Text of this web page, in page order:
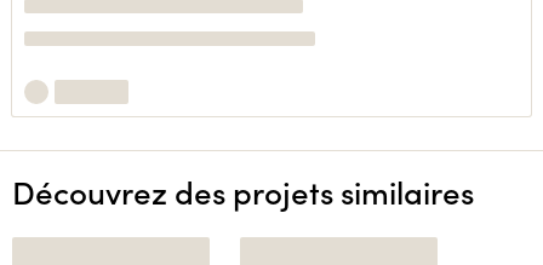
Découvrez des projets similaires